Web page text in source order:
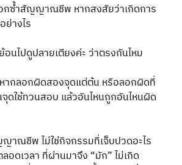
กซ้ำสัญญาณชีพ หากสงสัยว่าเกิดการ
ย่างไร
อนไปดูปลายเตียงค่ะ ว่าตรงกันไหม
หากลอกผิดสองจุดแต่ต้น หรือลอกผิดที่
จุดใช้ทวนสอบ แล้วอันไหนถูกอันไหนผิด
าณชีพ ไม่ใช่กิจกรรมที่เจ็บปวดอะไร
อดเวลา ที่ผ่านมาจึง “มัก” ไม่เกิด